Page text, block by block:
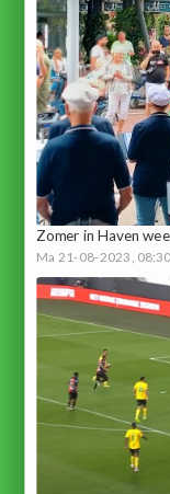
Zomer in Haven
Ma 21-08-2023, 08:30